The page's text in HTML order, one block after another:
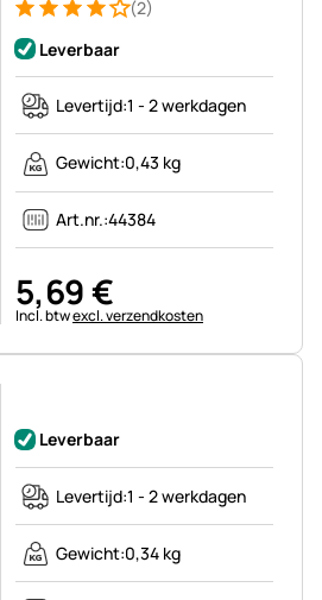
Beoordeling: 4 van 5 (2 beoordelingen)
2 Bewertungen(2)
Leverbaar
Levertijd:1 - 2 werkdagen
Gewicht:0,43 kg
Art.nr.:44384
5,69€
Belastinginformatie:
Incl. btwexcl. verzendkosten
Leverbaar
Levertijd:1 - 2 werkdagen
Gewicht:0,34 kg